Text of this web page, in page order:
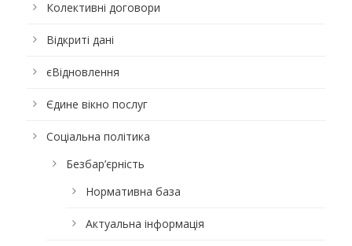
Колективні договори
Відкриті дані
єВідновлення
Єдине вікно послуг
Соціальна політика
Безбар’єрність
Нормативна база
Актуальна інформація